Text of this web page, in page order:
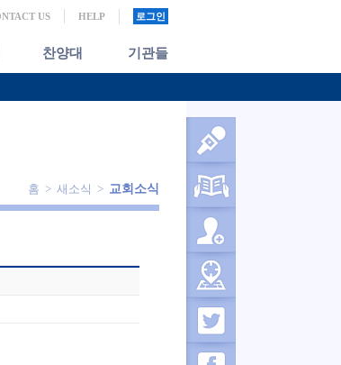
US HELP 로그인
찬양대 기관들
홈 > 새소식 > 교회소식